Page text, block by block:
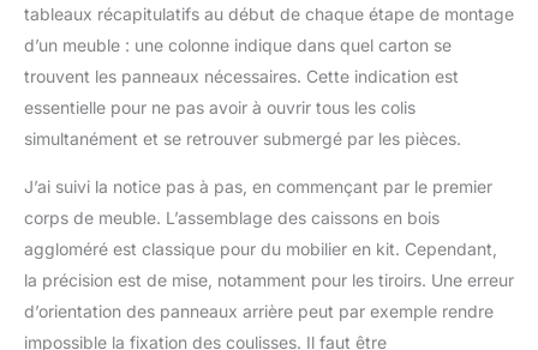
tableaux récapitulatifs au début de chaque étape de montage
d’un meuble : une colonne indique dans quel carton se
trouvent les panneaux nécessaires. Cette indication est
essentielle pour ne pas avoir à ouvrir tous les colis
simultanément et se retrouver submergé par les pièces.
J’ai suivi la notice pas à pas, en commençant par le premier
corps de meuble. L’assemblage des caissons en bois
aggloméré est classique pour du mobilier en kit. Cependant,
la précision est de mise, notamment pour les tiroirs. Une erreur
d’orientation des panneaux arrière peut par exemple rendre
impossible la fixation des coulisses. Il faut être